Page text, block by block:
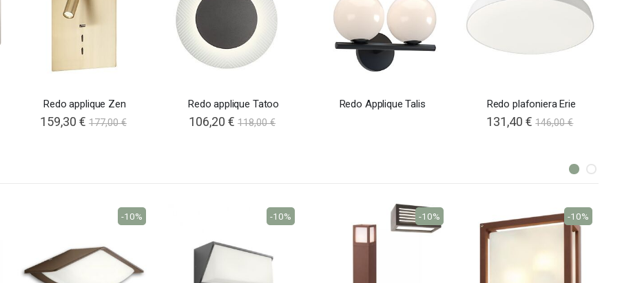
Redo applique Zen
159,30 € 177,00 €
Redo applique Tatoo
106,20 € 118,00 €
Redo Applique Talis Redo plafoniera Erie
131,40 € 146,00 €
-10% -10% -10% -10%